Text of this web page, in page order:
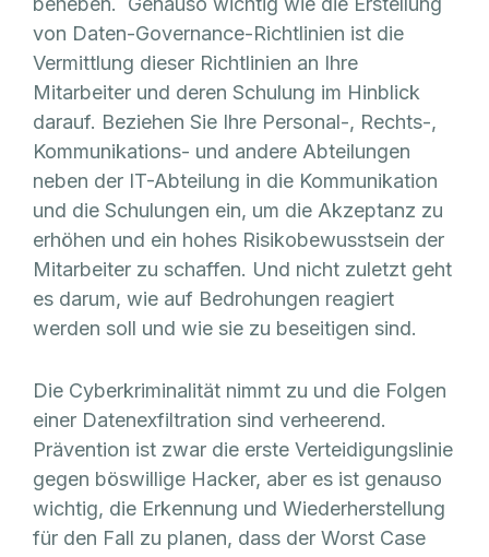
von Daten-Governance-Richtlinien ist die
Vermittlung dieser Richtlinien an Ihre
Mitarbeiter und deren Schulung im Hinblick
darauf. Beziehen Sie Ihre Personal-, Rechts-,
Kommunikations- und andere Abteilungen
neben der IT-Abteilung in die Kommunikation
und die Schulungen ein, um die Akzeptanz zu
erhöhen und ein hohes Risikobewusstsein der
Mitarbeiter zu schaffen. Und nicht zuletzt geht
es darum, wie auf Bedrohungen reagiert
werden soll und wie sie zu beseitigen sind.
Die Cyberkriminalität nimmt zu und die Folgen
einer Datenexfiltration sind verheerend.
Prävention ist zwar die erste Verteidigungslinie
gegen böswillige Hacker, aber es ist genauso
wichtig, die Erkennung und Wiederherstellung
für den Fall zu planen, dass der Worst Case